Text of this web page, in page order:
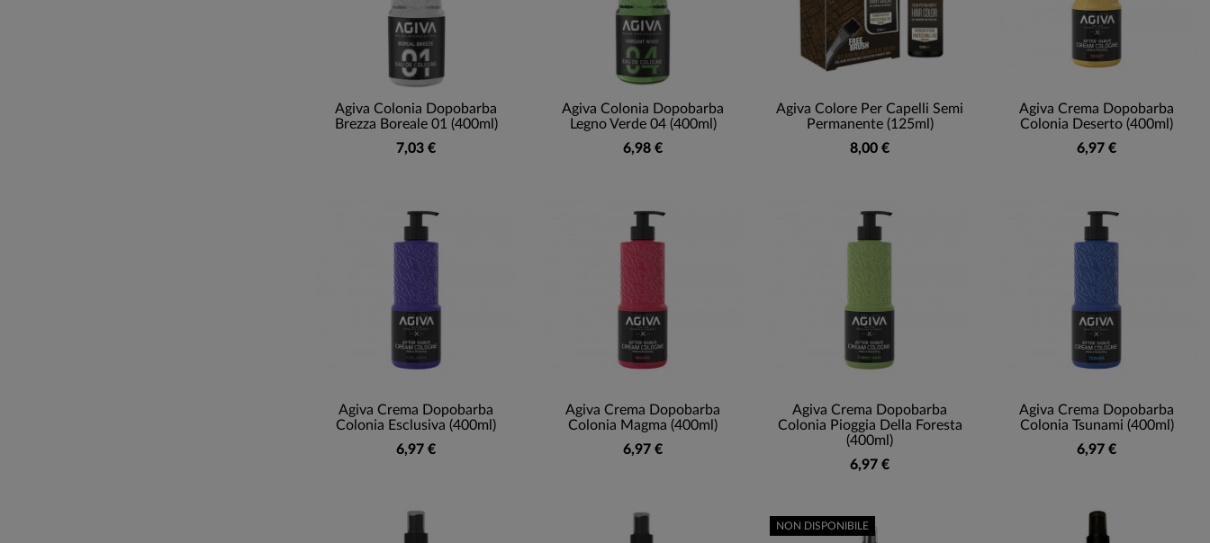
Agiva Colonia Dopobarba
Brezza Boreale 01 (400ml)
7,03 €
Agiva Colonia Dopobarba
Legno Verde 04 (400ml)
6,98 €
Agiva Colore Per Capelli Semi
Permanente (125ml)
8,00 €
Agiva Crema Dopobarba
Colonia Deserto (400ml)
6,97 €
Agiva Crema Dopobarba
Colonia Esclusiva (400ml)
6,97 €
Agiva Crema Dopobarba
Colonia Magma (400ml)
6,97 €
Agiva Crema Dopobarba
Colonia Pioggia Della Foresta
(400ml)
6,97 €
Agiva Crema Dopobarba
Colonia Tsunami (400ml)
6,97 €
NON DISPONIBILE